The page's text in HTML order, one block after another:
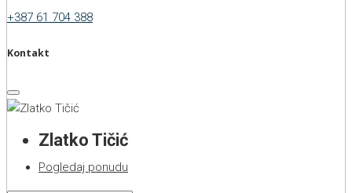
+387 61 704 388
Kontakt
Zlatko Tičić
Pogledaj ponudu